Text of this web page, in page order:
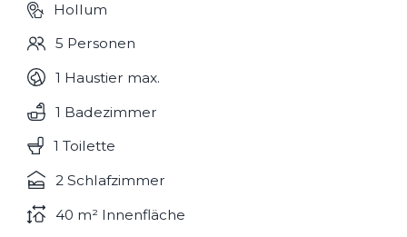
Hollum
5 Personen
1 Haustier max.
1 Badezimmer
1 Toilette
2 Schlafzimmer
40 m² Innenfläche